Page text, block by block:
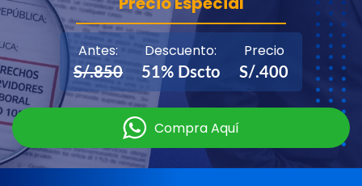
Antes:
S/.850
Descuento:
51% Dscto
Precio
S/.400
Compra Aquí